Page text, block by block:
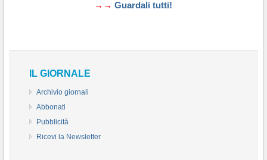
→→ Guardali tutti!
IL GIORNALE
Archivio giornali
Abbonati
Pubblicità
Ricevi la Newsletter